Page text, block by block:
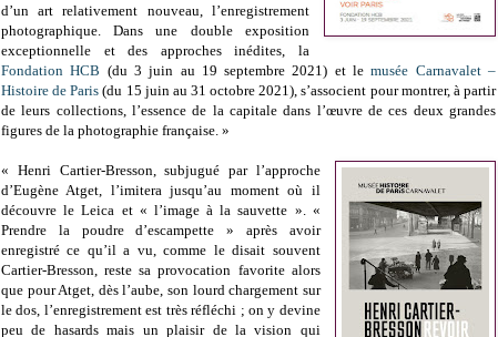
d’un art relativement nouveau, l’enregistrement
photographique. Dans une double exposition
exceptionnelle et des approches inédites, la
Fondation HCB (du 3 juin au 19 septembre 2021) et lemusée Carnavalet –
Histoire de Paris (du 15 juin au 31 octobre 2021), s’associent pour montrer, à partir
de leurs collections, l’essence de la capitale dans l’œuvre de ces deux grandes
figures de la photographie française. »
« Henri Cartier-Bresson, subjugué par l’approche
d’Eugène Atget, l’imitera jusqu’au moment où il
découvre le Leica et « l’image à la sauvette ». «
Prendre la poudre d’escampette » après avoir
enregistré ce qu’il a vu, comme le disait souvent
Cartier-Bresson, reste sa provocation favorite alors
que pour Atget, dès l’aube, son lourd chargement sur
le dos, l’enregistrement est très réfléchi ; on y devine
peu de hasards mais un plaisir de la vision qui